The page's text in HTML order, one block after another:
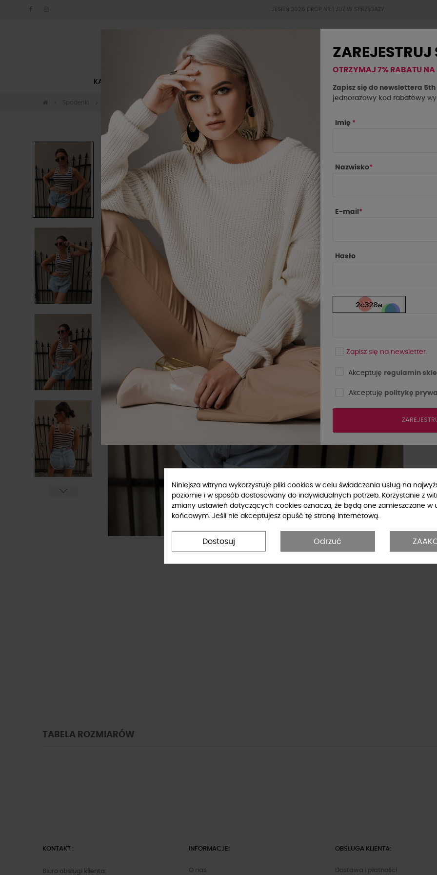
JESIEŃ 2026 DROP NR.1 JUZ W SPRZEDAŻY
KATEGORIE NOWOŚCI BESTSELLERY
Spodenki jeansowe Szorty La Milla jasny jeans
-80 zł
Wyprzedaż
TABELA ROZMIARÓW
KONTAKT :
Biuro obsługi klienta:
INFORMACJE:
O nas
OBSŁUGA KLIENTA:
Dostawa i płatności
ZAREJESTRUJ
OTRZYMAJ 7% RABATU NA
Zapisz się do newslettera 5th
jednorazowy kod rabatowy
Imię *
Nazwisko*
E-mail *
Hasło
Zapisz się na newsletter.
Akceptuję regulamin
Akceptuję politykę
Niniejsza witryna wykorzystuje pliki cookies w celu świadczenia usług na
poziomie i w sposób dostosowany do indywidualnych potrzeb. Korzystanie z
zmiany ustawień dotyczących cookies oznacza, że będą one zamieszczane w
końcowym. Jeśli nie akceptujesz opuść tę stronę internetową.
Dostosuj Odrzuć